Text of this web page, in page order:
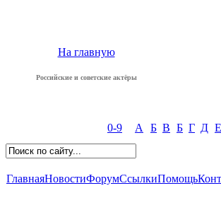
На главную
Российские и советские актёры
0-9 А Б В Б Г Д Е
ГлавнаяНовостиФорумСсылкиПомощь